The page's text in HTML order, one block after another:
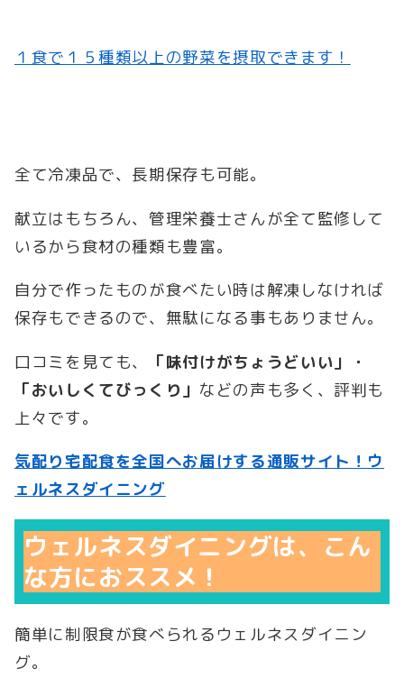
１食で１５種類以上の野菜を摂取できます！
全て冷凍品で、長期保存も可能。
献立はもちろん、管理栄養士さんが全て監修して
いるから食材の種類も豊富。
自分で作ったものが食べたい時は解凍しなければ
保存もできるので、無駄になる事もありません。
口コミを見ても、
「味付けがちょうどいい」・
「おいしくてびっくり」 などの声も多く、評判も
上々です。
気配り宅配食を全国へお届けする通販サイト！ウ
ェルネスダイニング
ウェルネスダイニングは、こん
な方におススメ！
簡単に制限食が食べられるウェルネスダイニン
グ。